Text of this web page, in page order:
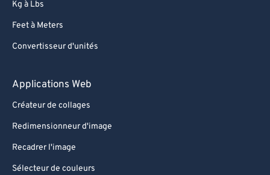
Kg à Lbs
Feet à Meters
Convertisseur d'unités
Applications Web
Créateur de collages
Redimensionneur d'image
Recadrer l'image
Sélecteur de couleurs